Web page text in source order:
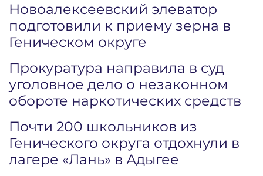
Новоалексеевский элеватор
подготовили к приему зерна в
Геническом округе
Прокуратура направила в суд
уголовное дело о незаконном
обороте наркотических средств
Почти 200 школьников из
Генического округа отдохнули в
лагере «Лань» в Адыгее